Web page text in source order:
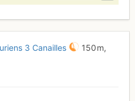
3 Canailles
150 m,